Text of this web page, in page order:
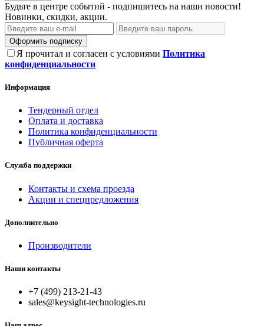
Будьте в центре событий - подпишитесь на наши новости!
Новинки, скидки, акции.
Оформить подписку
Я прочитал и согласен с условиями Политика
конфиденциальности
Информация
Тендерный отдел
Оплата и доставка
Политика конфиденциальности
Публичная оферта
Служба поддержки
Контакты и схема проезда
Акции и спецпредложения
Дополнительно
Производители
Наши контакты
+7 (499) 213-21-43
sales@keysight-technologies.ru